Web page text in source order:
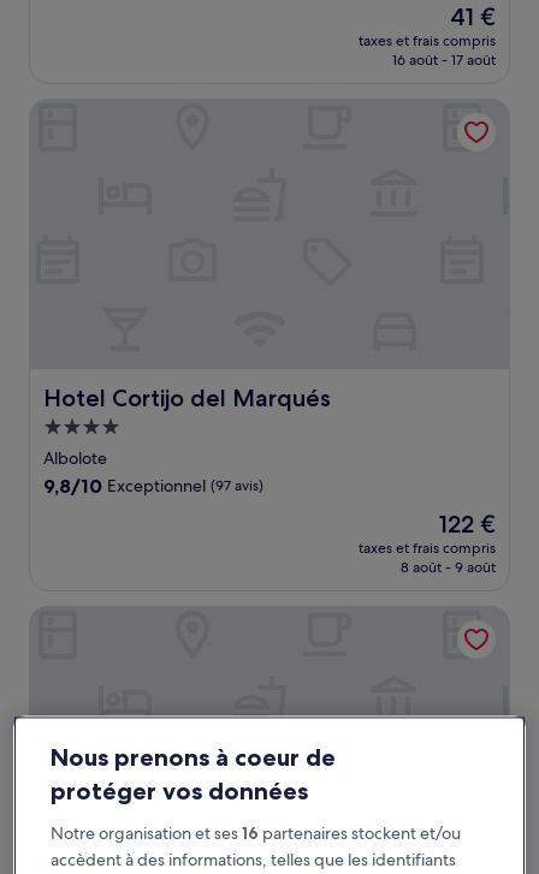
Le
nouveau
prix
de
41 €
41 €
taxes et frais compris
16 août - 17 août
Hotel Cortijo del Marqués
Hotel Cortijo del Marqués
Hébergement
4.0 étoiles
Albolote
9.8
9,8/10 Exceptionnel (97 avis)
Le
nouveau
prix
de
122 €
122 €
taxes et frais compris
8 août - 9 août
Nous prenons à coeur de
protéger vos données
Notre organisation et ses16 partenaires stockent et/ou
accèdent à des informations, telles que les identifiants